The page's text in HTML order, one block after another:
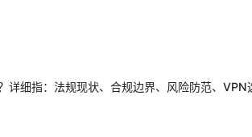
细指：法规现状、合规边界、风险防范、VPN